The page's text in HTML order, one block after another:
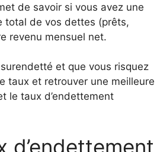
de savoir si vous avez une
total de vos dettes (prêts,
revenu mensuel net.
et que vous risquez
taux et retrouver une meilleure
le taux d’endettement
d’endettement